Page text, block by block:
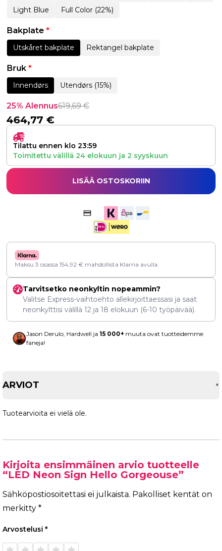
Light Blue
Full Color (22%)
Bakplate *
Utskåret bakplate Rektangel bakplate
Bruk *
Innendørs Utendørs (15%)
25% Alennus619,69€
464,77 €
Tilattu ennen klo 23:59
Toimitettu välillä 24 elokuun ja 2 syyskuun
LISÄÄ OSTOSKORIIN
Maksu 3 osassa 154,92 € mahdollista Klarna avulla.
Tarvitsetko neonkyltin nopeammin?
Valitse Express-vaihtoehto allekirjoittaessasi ja saat
neonkylttisi välillä 12 ja 18 elokuun (6-10 työpäivää).
Jason Derulo, Hardwell ja 15 000+ muuta ovat tuotteidemme
faneja!
ARVIOT +
Tuotearvioita ei vielä ole.
Kirjoita ensimmäinen arvio tuotteelle
“LED Neon Sign Hello Gorgeouse”
Sähköpostiosoitettasi ei julkaista. Pakolliset kentät on
merkitty *
Arvostelusi *
1/5
2/5
3/5
4/5 5/5